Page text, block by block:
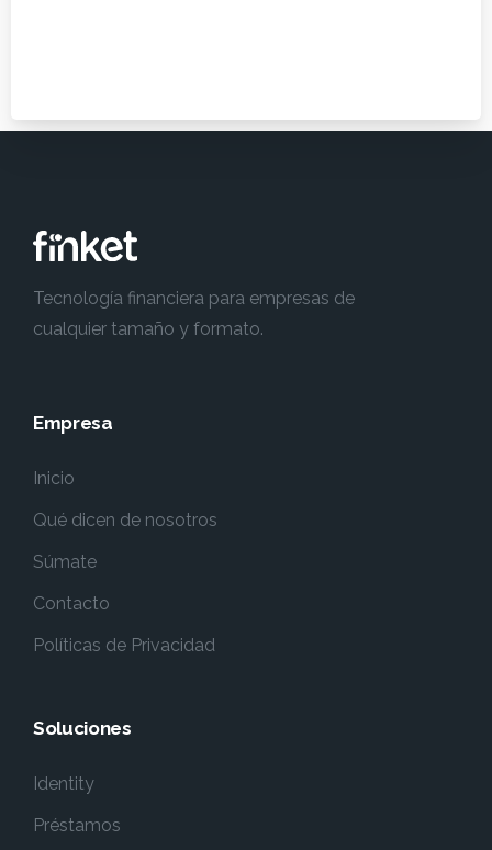
Tecnología financiera para empresas de
cualquier tamaño y formato.
Empresa
Inicio
Qué dicen de nosotros
Súmate
Contacto
Políticas de Privacidad
Soluciones
Identity
Préstamos